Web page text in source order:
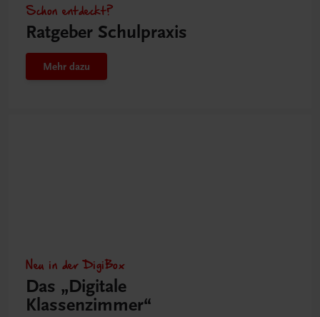
Schon entdeckt?
Ratgeber Schulpraxis
Mehr dazu
Neu in der DigiBox
Das „Digitale
Klassenzimmer“